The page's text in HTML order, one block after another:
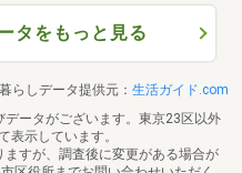
タをもっと見る
暮らしデータ提供元： 生活ガイド.com
ータがございます。東京23区以外
表示しています。
すが、調査後に変更がある場合が